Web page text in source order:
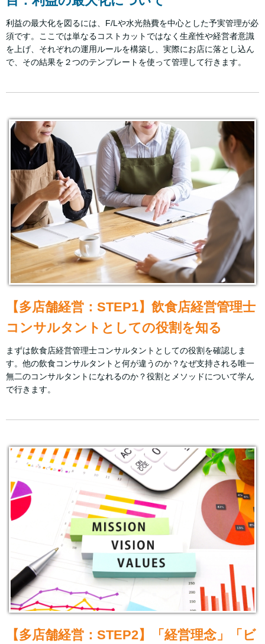
利益の最大化を図るには、F/Lや水光熱費を中心とした予実管理が必
須です。ここでは単なるコストカットではなく生産性や経営者意識
を上げ、それぞれの運用ルールを構築し、実際にお店に落とし込ん
で、その結果を２つのテンプレートを使って管理して行きます。
【多店舗経営：STEP1】飲食店経営管理士
コンサルタントとしての役割を知る
まずは飲食店経営管理士コンサルタントとしての役割を確認しま
す。他の飲食コンサルタントと何が違うのか？なぜ支持される唯一
無二のコンサルタントになれるのか？役割とメソッドについて学ん
で行きます。
【多店舗経営：STEP2】「経営理念」「ビ